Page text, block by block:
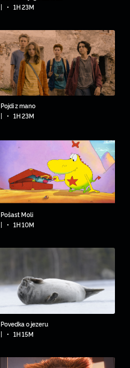
|
• 1H 23M
Pojdi z mano
|
• 1H 23M
Pošast Moli
• 1H 10M
Povedka o jezeru
|
• 1H 15M